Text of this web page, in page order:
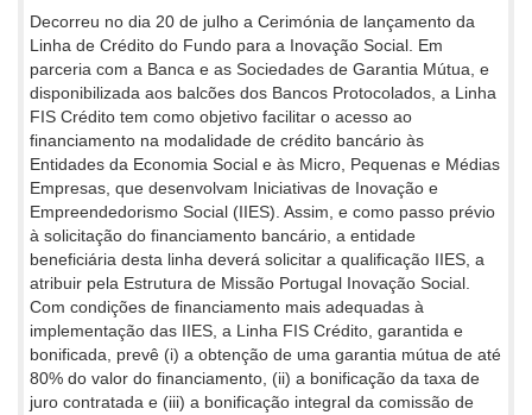
Decorreu no dia 20 de julho a Cerimónia de lançamento da
Linha de Crédito do Fundo para a Inovação Social. Em
parceria com a Banca e as Sociedades de Garantia Mútua, e
disponibilizada aos balcões dos Bancos Protocolados, a Linha
FIS Crédito tem como objetivo facilitar o acesso ao
financiamento na modalidade de crédito bancário às
Entidades da Economia Social e às Micro, Pequenas e Médias
Empresas, que desenvolvam Iniciativas de Inovação e
Empreendedorismo Social (IIES). Assim, e como passo prévio
à solicitação do financiamento bancário, a entidade
beneficiária desta linha deverá solicitar a qualificação IIES, a
atribuir pela Estrutura de Missão Portugal Inovação Social.
Com condições de financiamento mais adequadas à
implementação das IIES, a Linha FIS Crédito, garantida e
bonificada, prevê (i) a obtenção de uma garantia mútua de até
80% do valor do financiamento, (ii) a bonificação da taxa de
juro contratada e (iii) a bonificação integral da comissão de